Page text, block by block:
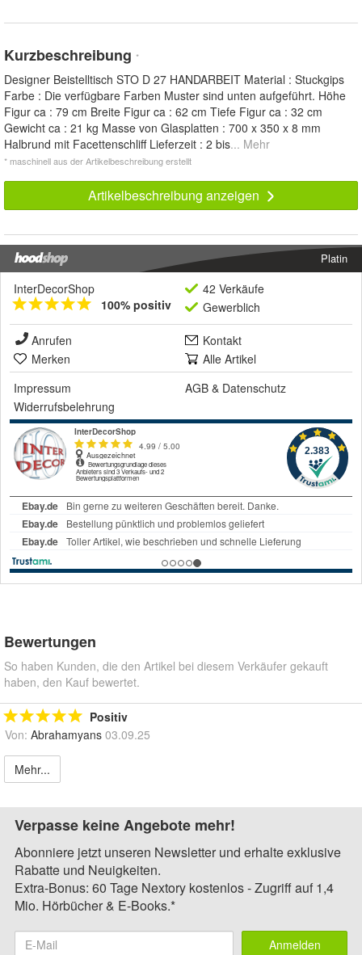
Kurzbeschreibung *
Designer Beistelltisch STO D 27 HANDARBEIT Material : Stuckgips
Farbe : Die verfügbare Farben Muster sind unten aufgeführt. Höhe
Figur ca : 79 cm Breite Figur ca : 62 cm Tiefe Figur ca : 32 cm
Gewicht ca : 21 kg Masse von Glasplatten : 700 x 350 x 8 mm
Halbrund mit Facettenschliff Lieferzeit : 2 bis... Mehr
* maschinell aus der Artikelbeschreibung erstellt
Artikelbeschreibung anzeigen
Platin
InterDecorShop
100% positiv
42 Verkäufe
Gewerblich
Anrufen
Kontakt
Merken
Alle Artikel
Impressum
AGB & Datenschutz
Widerrufsbelehrung
Bewertungen
So haben Kunden, die den Artikel bei diesem Verkäufer gekauft
haben, den Kauf bewertet.
Positiv
Von: Abrahamyans 03.09.25
Mehr...
Verpasse keine Angebote mehr!
Abonniere jetzt unseren Newsletter und erhalte exklusive
Rabatte und Neuigkeiten.
Extra-Bonus: 60 Tage Nextory kostenlos - Zugriff auf 1,4
Mio. Hörbücher & E-Books.*
Anmelden